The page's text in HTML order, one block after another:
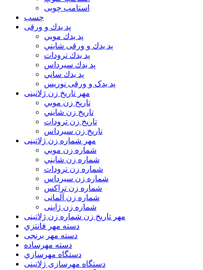
استامپ چوبی
چسب
پد يدك و ورقی
پد يدك موبي
پد يدك و ورقی شايني
پد يدك ترودات
پد يدك سيرداس
پد يدك ساني
پد یدک و ورقی نوریس
مهر تاريخ زن ژلاتینی
تاريخ زن موبي
تاريخ زن شايني
تاريخ زن ترودات
تاريخ زن سيرداس
مهر شماره زن ژلاتینی
شماره زن موبي
شماره زن شايني
شماره زن ترودات
شماره زن سيرداس
شماره زن تراکس
شماره زن آلمانی
شماره زن ژاپنی
مهر تاریخ زن شماره زن ژلاتینی
دسته مهر فانتزي
دسته مهر برنجی
دسته مهرساده
دستگاه مهرسازي
دستگاه مهرسازی ژلاتینی